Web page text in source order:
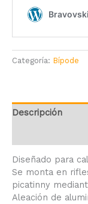
Categoría: Bípode
Descripción
Diseñado para
Se monta en
picatinny
Aleación de